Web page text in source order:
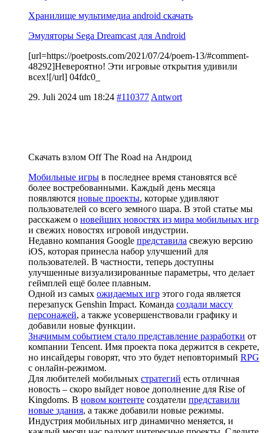
Хранилище мультимедиа android скачать
Эмуляторы Sega Dreamcast для Android
[url=https://poetposts.com/2021/07/24/poem-13/#comment-
48292]Невероятно! Эти игровые открытия удивили
всех![/url] 04fdc0_
29. Juli 2024 um 18:24 #110377 Antwort
Скачать взлом Off The Road на Андроид
Мобильные игры в последнее время становятся всё
более востребованными. Каждый день месяца
появляются новые проекты, которые удивляют
пользователей со всего земного шара. В этой статье мы
расскажем о новейших новостях из мира мобильных игр
и свежих новостях игровой индустрии.
Недавно компания Google представила свежую версию
iOS, которая принесла набор улучшений для
пользователей. В частности, теперь доступны
улучшенные визуализированные параметры, что делает
геймплей ещё более плавным.
Одной из самых ожидаемых игр этого года является
перезапуск Genshin Impact. Команда создали массу
персонажей, а также усовершенствовали графику и
добавили новые функции.
Значимым событием стало представление разработки от
компании Tencent. Имя проекта пока держится в секрете,
но инсайдеры говорят, что это будет неповторимый RPG
с онлайн-режимом.
Для любителей мобильных стратегий есть отличная
новость – скоро выйдет новое дополнение для Rise of
Kingdoms. В новом контенте создатели представили
новые здания, а также добавили новые режимы.
Индустрия мобильных игр динамично меняется, и